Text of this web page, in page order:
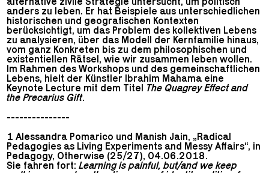
anders zu leben. Er hat Beispiele aus unterschiedlichen
historischen und geografischen Kontexten
berücksichtigt, um das Problem des kollektiven Lebens
zu analysieren, über das Modell der Kernfamilie hinaus,
vom ganz Konkreten bis zu dem philosophischen und
existentiellen Rätsel, wie wir zusammen leben wollen.
Im Rahmen des Workshops und des gemeinschaftlichen
Lebens, hielt der Künstler Ibrahim Mahama eine
Keynote Lecture mit dem Titel The Quagrey Effect and
the Precarius Gift.
---------------
1 Alessandra Pomarico und Manish Jain, „Radical
Pedagogies as Living Experiments and Messy Affairs“, in
Pedagogy, Otherwise (25/27), 04.06.2018.
Sie fahren fort:Learning is painful, but/and we keep